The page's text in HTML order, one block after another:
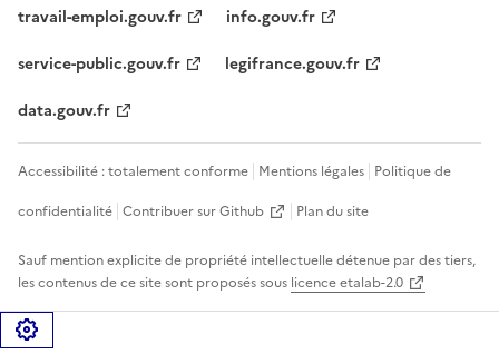
travail-emploi.gouv.fr
info.gouv.fr
service-public.gouv.fr
legifrance.gouv.fr
data.gouv.fr
Accessibilité : totalement conforme Mentions légales Politique de
confidentialité Contribuer sur Github Plan du site
Sauf mention explicite de propriété intellectuelle détenue par des tiers,
les contenus de ce site sont proposés sous licence etalab-2.0
Gérer les cookies